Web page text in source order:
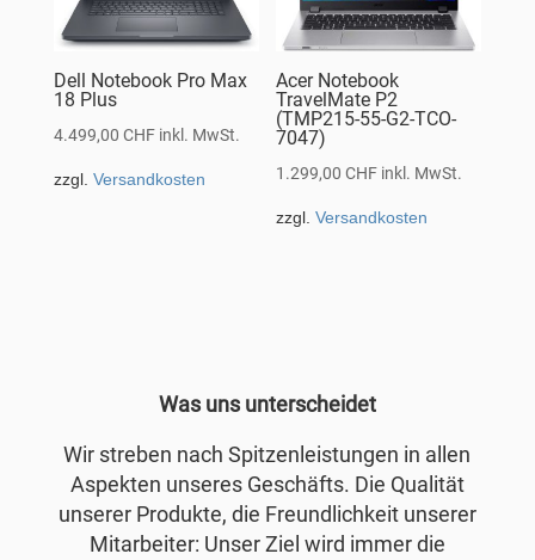
Dell Notebook Pro Max
18 Plus
4.499,00 CHF inkl. MwSt.
zzgl. Versandkosten
Acer Notebook
TravelMate P2
(TMP215-55-G2-TCO-
7047)
1.299,00CHF inkl. MwSt.
zzgl.Versandkosten
Was uns unterscheidet
Wir streben nach Spitzenleistungen in allen
Aspekten unseres Geschäfts. Die Qualität
unserer Produkte, die Freundlichkeit unserer
Mitarbeiter: Unser Ziel wird immer die